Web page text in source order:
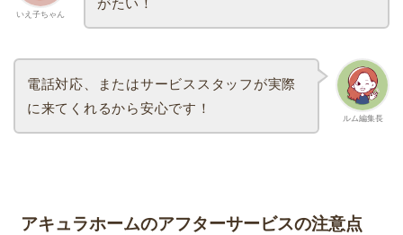
いえ子ちゃん
がたい！
ルム編集長
電話対応、またはサービススタッフが実際
に来てくれるから安心です！
アキュラホームのアフターサービスの注意点